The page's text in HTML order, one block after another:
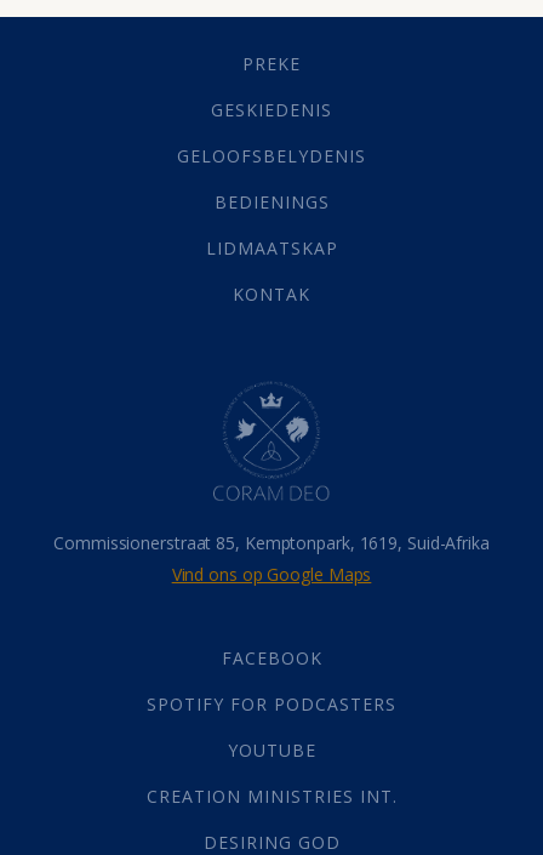
Geestelike Groei(10)
(21)
Grys Areas(4)
Lewensdoel(3)
Selfondersoek(1)
Werk(22)
(142)
Hemel (31)
Israel (14)
Millennium(1)
Oordeelsdag(19)
Verheerlikte liggaam
Wederkoms
(27)
Gebed(87)
Die Onse Vader(12)
God(392)
Afgode(23)
Almag(1)
Alomteenwoordig
PREKE
GESKIEDENIS
GELOOFSBELYDENIS
BEDIENINGS
LIDMAATSKAP
KONTAK
Commissionerstraat 85, Kemptonpark, 1619, Suid-Afrika
Vind ons op Google Maps
FACEBOOK
SPOTIFY FOR PODCASTERS
YOUTUBE
CREATION MINISTRIES INT.
DESIRING GOD